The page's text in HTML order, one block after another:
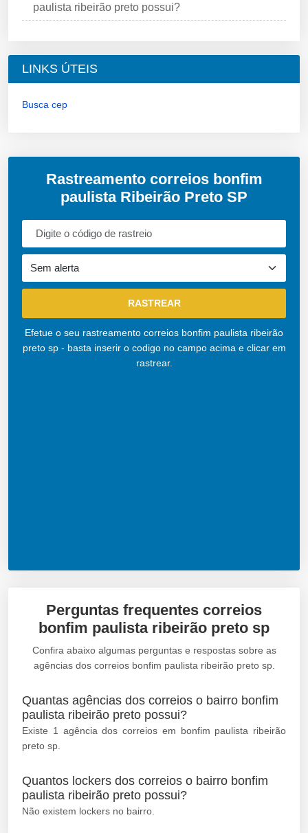
paulista ribeirão preto possui?
LINKS ÚTEIS
Busca cep
Rastreamento correios bonfim
paulista Ribeirão Preto SP
Efetue o seu rastreamento correios bonfim paulista ribeirão
preto sp - basta inserir o codigo no campo acima e clicar em
rastrear.
Perguntas frequentes correios
bonfim paulista ribeirão preto sp
Confira abaixo algumas perguntas e respostas sobre as
agências dos correios bonfim paulista ribeirão preto sp.
Quantas agências dos correios o bairro bonfim
paulista ribeirão preto possui?
Existe 1 agência dos correios em bonfim paulista ribeirão
preto sp.
Quantos lockers dos correios o bairro bonfim
paulista ribeirão preto possui?
Não existem lockers no bairro.